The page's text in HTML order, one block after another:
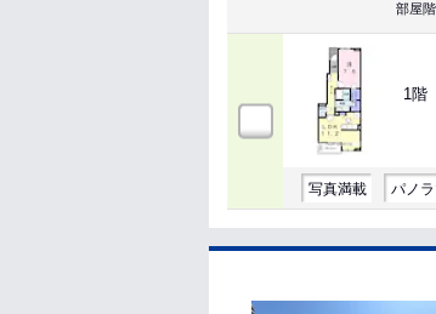
部屋階
1階
写真満載 パノ